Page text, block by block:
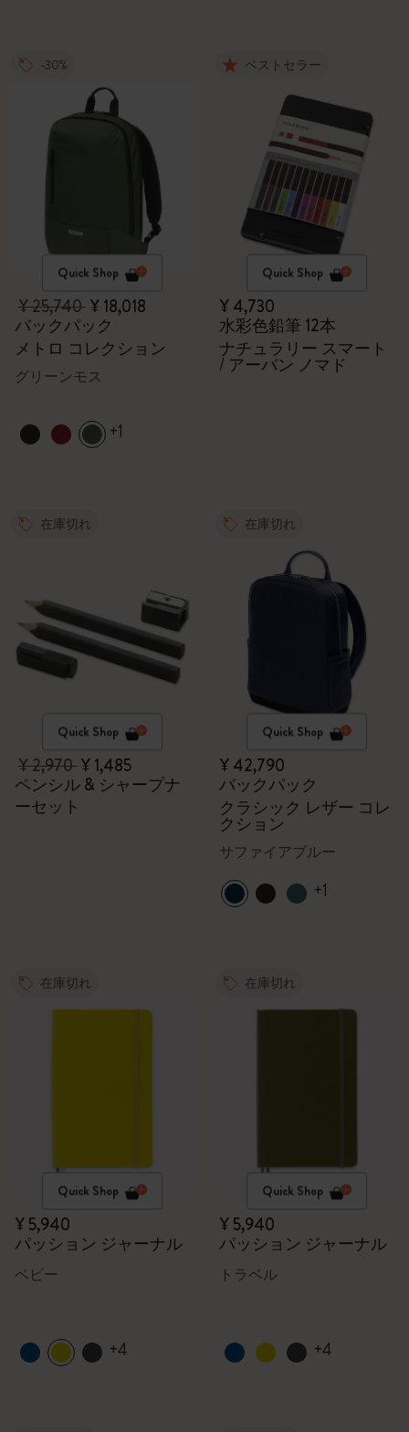
-30%
Quick Shop
¥ 25,740¥ 18,018
バックパック
メトロ コレクション
グリーンモス
+1
ベストセラー
Quick Shop
¥ 4,730
水彩色鉛筆 12本
ナチュラリー スマート
/ アーバン ノマド
在庫切れ
Quick Shop
¥ 2,970¥ 1,485
ペンシル & シャープナ
ーセット
在庫切れ
Quick Shop
¥ 42,790
バックパック
クラシック レザー コレ
クション
サファイアブルー
+1
在庫切れ
Quick Shop
¥ 5,940
パッション ジャーナル
ベビー
+4
在庫切れ
Quick Shop
¥ 5,940
パッション ジャーナル
トラベル
+4